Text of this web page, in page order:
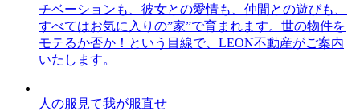
チベーションも、彼女との愛情も、仲間との遊びも、
すべてはお気に入りの”家”で育まれます。世の物件を
モテるか否か！という目線で、LEON不動産がご案内
いたします。
人の服見て我が服直せ